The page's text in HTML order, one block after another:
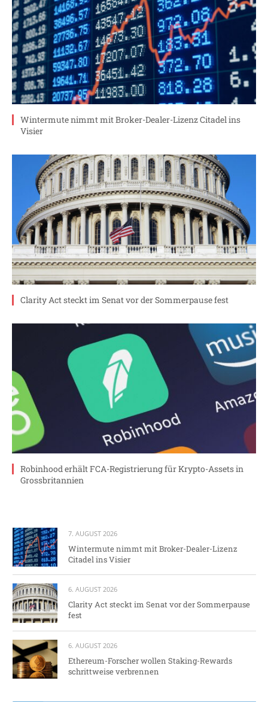
Wintermute nimmt mit Broker-Dealer-Lizenz Citadel ins
Visier
Clarity Act steckt im Senat vor der Sommerpause fest
Robinhood erhält FCA-Registrierung für Krypto-Assets in
Grossbritannien
7. AUGUST 2026
Wintermute nimmt mit Broker-Dealer-Lizenz
Citadel ins Visier
6. AUGUST 2026
Clarity Act steckt im Senat vor der Sommerpause
fest
6. AUGUST 2026
Ethereum-Forscher wollen Staking-Rewards
schrittweise verbrennen